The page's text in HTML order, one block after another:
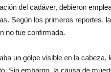
del cadáver, debieron
Según los primeros reportes,
no fue confirmada.
un golpe visible en la cabeza,
Sin embargo, la causa de